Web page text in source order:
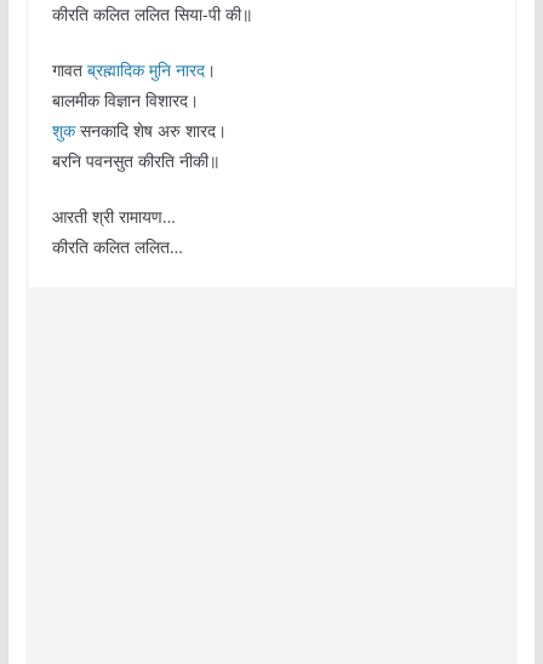
कीरति कलित ललित सिया-पी की॥
गावत ब्रह्मादिक मुनि नारद।
बालमीक विज्ञान विशारद।
शुकसनकादि शेष अरु शारद।
बरनि पवनसुत कीरति नीकी॥
आरती श्री रामायण…
कीरति कलित ललित…